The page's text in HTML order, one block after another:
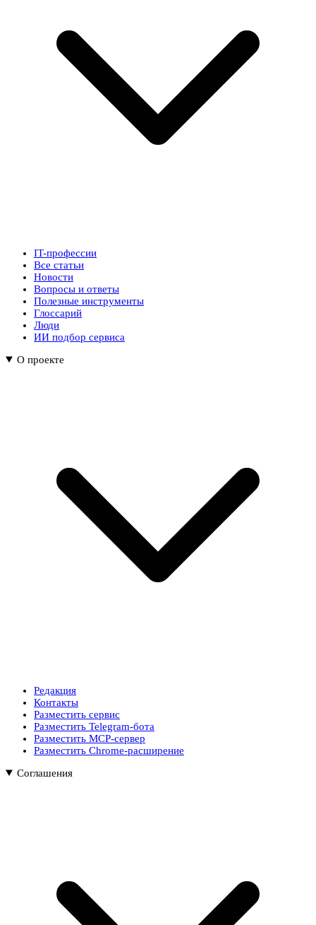
IT-профессии
Все статьи
Новости
Вопросы и ответы
Полезные инструменты
Глоссарий
Люди
ИИ подбор сервиса
О проекте
Редакция
Контакты
Разместить сервис
Разместить Telegram-бота
Разместить MCP-сервер
Разместить Chrome-расширение
Соглашения